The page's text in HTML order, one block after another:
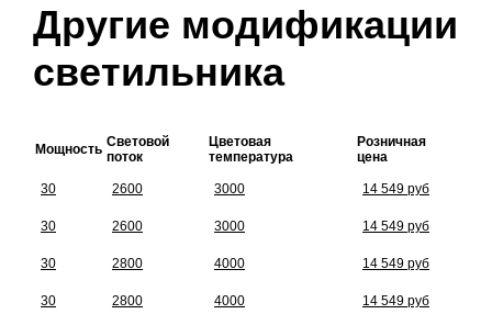
Другие модификации
светильника
Мощность Световой
поток
Цветовая
температура
Розничная
цена
30 2600 3000 14 549 руб
30 2600 3000 14 549 руб
30 2800 4000 14 549 руб
30 2800 4000 14 549 руб